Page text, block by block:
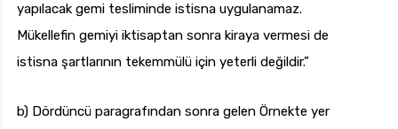
yapılacak gemi tesliminde istisna uygulanamaz.
Mükellefin gemiyi iktisaptan sonra kiraya vermesi de
istisna şartlarının tekemmülü için yeterli değildir.”
b) Dördüncü paragrafından sonra gelen Örnekte yer